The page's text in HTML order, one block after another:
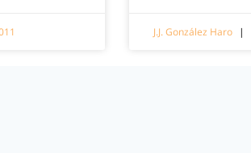
J.J. González Haro